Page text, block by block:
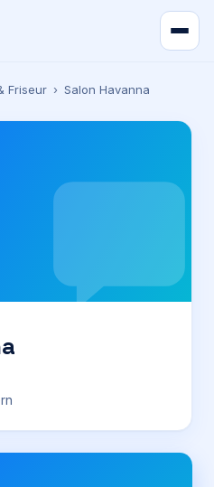
Friseur › Salon Havanna